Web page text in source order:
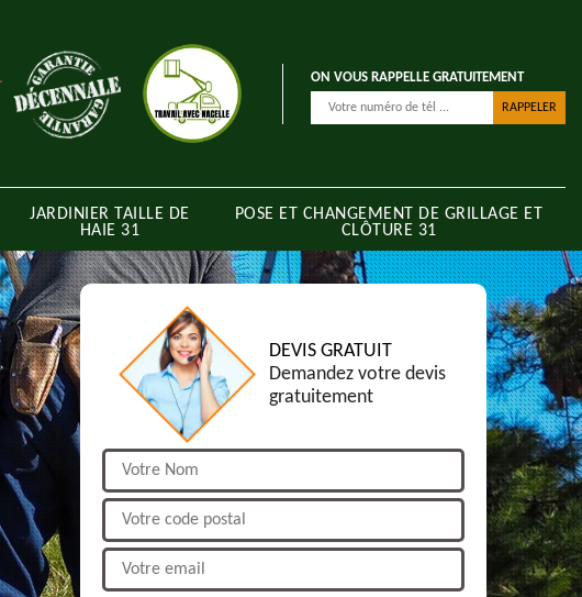
ON VOUS RAPPELLE GRATUITEMENT
JARDINIER TAILLE DE
HAIE 31
POSE ET CHANGEMENT DE GRILLAGE ET
CLÔTURE 31
DEVIS GRATUIT
Demandez votre devis
gratuitement